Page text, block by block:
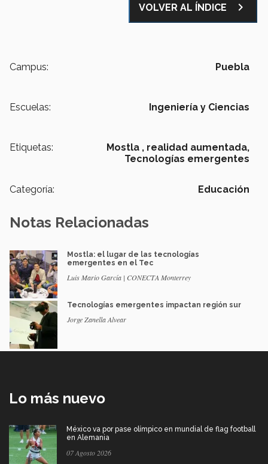
VOLVER AL ÍNDICE navigate_next
Campus: Puebla
Escuelas: Ingeniería y Ciencias
Etiquetas: Mostla , realidad aumentada,
Tecnologías emergentes
Categoría: Educación
Notas Relacionadas
Mostla: el lugar de las tecnologías
emergentes en el Tec
Luis Mario García | CONECTA Monterrey
Tecnologías emergentes impactan región sur
Jorge Zanella Alvear
Lo más nuevo
México va por pase olímpico en mundial de flag football
en Alemania
07 Agosto 2026